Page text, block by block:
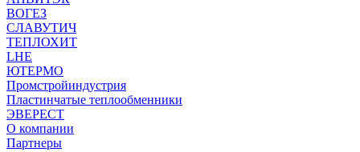
ВОГЕЗ
СЛАВУТИЧ
ТЕПЛОХИТ
LHE
ЮТЕРМО
Промстройиндустрия
Пластинчатые теплообменники
ЭВЕРЕСТ
О компании
Партнеры